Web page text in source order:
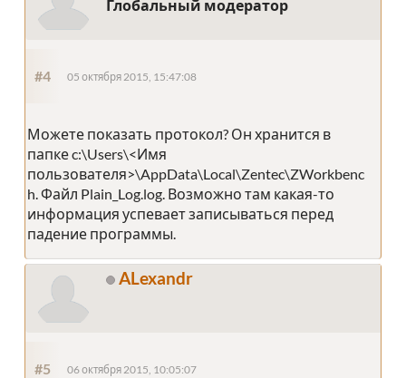
Глобальный модератор
#4 05 октября 2015, 15:47:08
Можете показать протокол? Он хранится в
папке c:\Users\<Имя
пользователя>\AppData\Local\Zentec\ZWorkbenc
h. Файл Plain_Log.log. Возможно там какая-то
информация успевает записываться перед
падение программы.
ALexandr
#5 06 октября 2015, 10:05:07